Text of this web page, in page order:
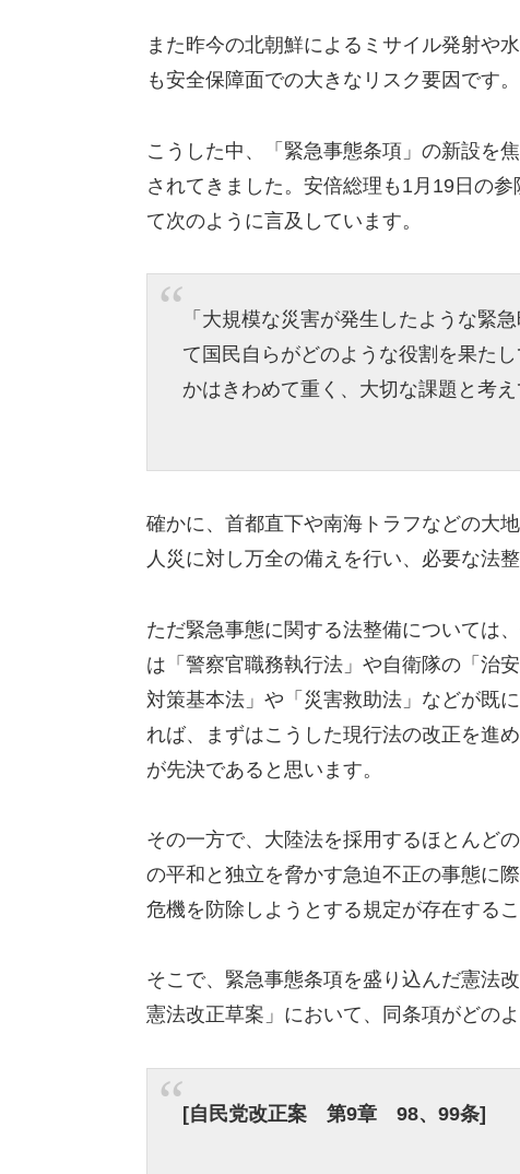
また昨今の北朝鮮によるミサイル発射や
も安全保障面での大きなリスク要因 です。
こうした中、「緊急事態条項」の新設を
されてきました。 安倍総理も1月19日の参
て次のように言及しています。
「 大規模な災害が発生したような緊
て国民自らがどのような役割を果た
かはきわめて重く、 大切な課題と考え
確かに、 首都直下や南海トラフなどの大
人災に対し万全の備えを行い、 必要な法
ただ緊急事態に関する法整備については
は「警察官職務執行法」や自衛隊の「 治
対策基本法」や「災害救助法」などが既に
れば、
まずはこうした現行法の改正を進
が先決であると思います。
その一方で、大陸法を採用するほとんど
の平和と独立を脅かす急迫不正の事態に際
危機を防除しようとする規定が存在するこ
そこで、 緊急事態条項を盛り込んだ憲法
憲法改正草案」において、
同条項がどの
[自民党改正案 第9章 98、99条]